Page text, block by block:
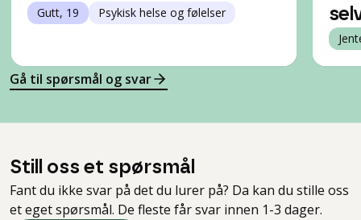
Gutt, 19 Psykisk helse og følelser
Gå til spørsmål og svar
Still oss et spørsmål
Fant du ikke svar på det du lurer på? Da kan du stille oss
et eget spørsmål. De fleste får svar innen 1-3 dager.